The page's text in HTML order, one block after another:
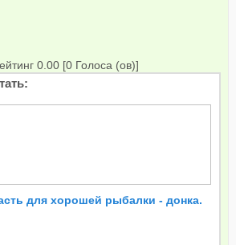
0.00 [0 Голоса (ов)]
для хорошей рыбалки - донка.